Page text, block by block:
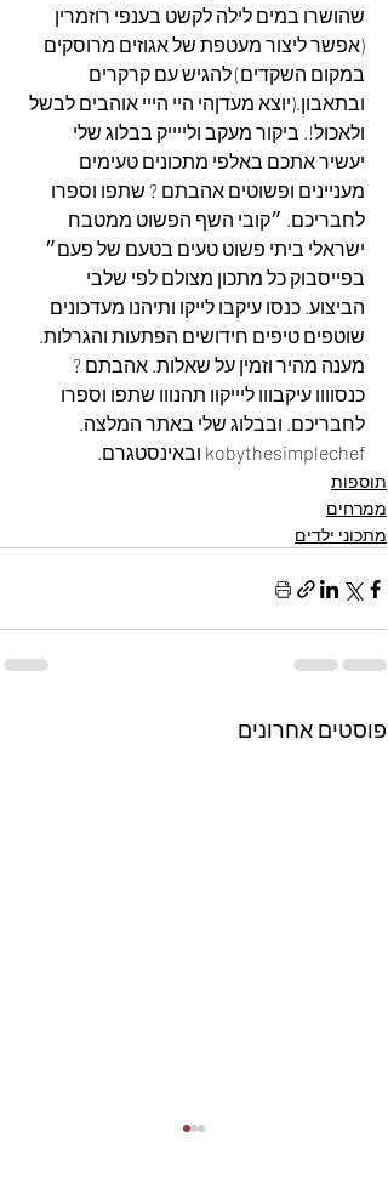
שהושרו במים לילה לקשט בענפי רוזמרין
(אפשר ליצור מעטפת של אגוזים מרוסקים
במקום השקדים) להגיש עם קרקרים
ובתאבון.(יוצא מעדןהי היי הייי אוהבים לבשל
ולאכול!. ביקור מעקב ולייייק בבלוג שלי
יעשיר אתכם באלפי מתכונים טעימים
מעניינים ופשוטים אהבתם ? שתפו וספרו
לחבריכם. ״קובי השף הפשוט ממטבח
ישראלי ביתי פשוט טעים בטעם של פעם״
בפייסבוק כל מתכון מצולם לפי שלבי
הביצוע. כנסו עיקבו לייקו ותיהנו מעדכונים
שוטפים טיפים חידושים הפתעות והגרלות.
מענה מהיר וזמין על שאלות. אהבתם ?
כנסוווו עיקבווו ליייקוו תהנווו שתפו וספרו
לחבריכם. ובבלוג שלי באתר המלצה.
kobythesimplechef ובאינסטגרם.
תוספות
ממרחים
מתכוני ילדים
פוסטים אחרונים